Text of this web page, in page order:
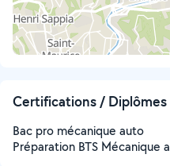
Certifications / Diplômes
Bac pro mécanique auto
Préparation BTS Mécanique